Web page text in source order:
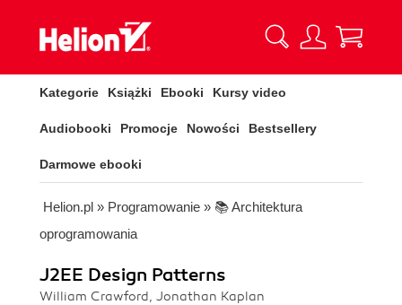
Kategorie Książki Ebooki Kursy video
Audiobooki Promocje Nowości Bestsellery
Darmowe ebooki
Helion.pl » Programowanie » 📚 Architektura
oprogramowania
J2EE Design Patterns
William Crawford, Jonathan Kaplan